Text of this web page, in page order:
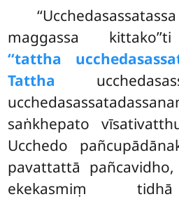
maggassa
‘‘tattha
Tattha
saṅkhepato
Ucchedo
pavattattā pañcavidho,
ekekasmiṃ